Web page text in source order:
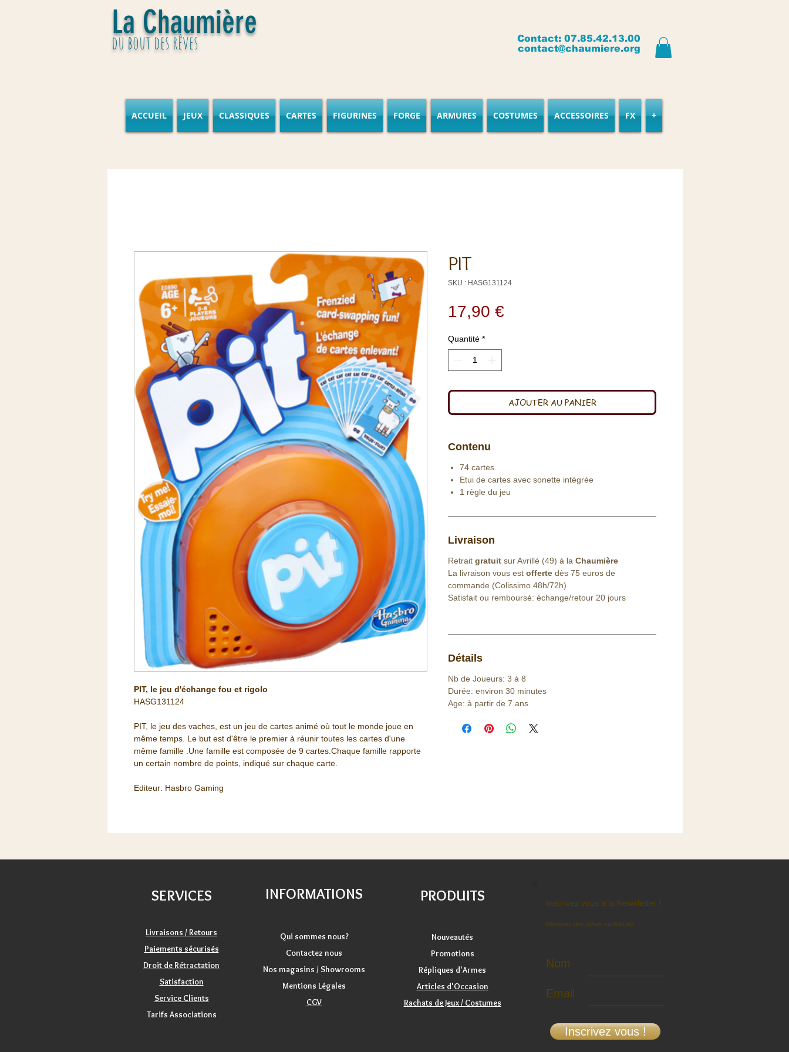
La Chaumière
du bout des rêves
Contact: 07.85.42.13.00
contact@chaumiere.org
ACCUEIL JEUX CLASSIQUES CARTES FIGURINES FORGE ARMURES COSTUMES ACCESSOIRES FX +
PIT, le jeu d'échange fou et rigolo
HASG131124
PIT, le jeu des vaches, est un jeu de cartes animé où tout le monde joue en
même temps. Le but est d'être le premier à réunir toutes les cartes d'une
même famille .Une famille est composée de 9 cartes.Chaque famille rapporte
un certain nombre de points, indiqué sur chaque carte.
Editeur: Hasbro Gaming
PIT
SKU : HASG131124
17,90 €
Quantité *
AJOUTER AU PANIER
Contenu
74 cartes
Etui de cartes avec sonette intégrée
1 règle du jeu
Livraison
Retrait gratuit sur Avrillé (49) à la Chaumière
La livraison vous est offerte dès 75 euros de
commande (Colissimo 48h/72h)
Satisfait ou remboursé: échange/retour 20 jours
Détails
Nb de Joueurs: 3 à 8
Durée: environ 30 minutes
Age: à partir de 7 ans
SERVICES
Livraisons / Retours
Paiements sécurisés
Droit de Rétractation
Satisfaction
Service Clients
Tarifs Associations
INFORMATIONS
Qui sommes nous?
Contactez nous
Nos magasins / Showrooms
Mentions Légales
CGV
PRODUITS
Nouveautés
Promotions
Répliques d'Armes
Articles d'Occasion
Rachats de Jeux / Costumes
Inscrivez vous à la Newsletter !
Recevez des offres exclusives
Nom
Email
Inscrivez vous !